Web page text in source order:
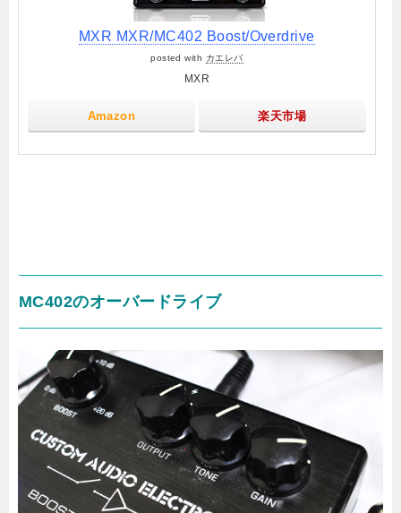
MXR MXR/MC402 Boost/Overdrive
posted with カエレバ
MXR
Amazon 楽天市場
MC402のオーバードライブ